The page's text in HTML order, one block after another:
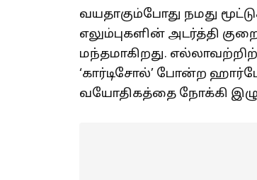
வயதாகும்போது நமது
எலும்புகளின் அடர்த்தி
மந்தமாகிறது.
‘கார்டிசோல்’ போன்ற
வயோதிகத்தை நோக்கி